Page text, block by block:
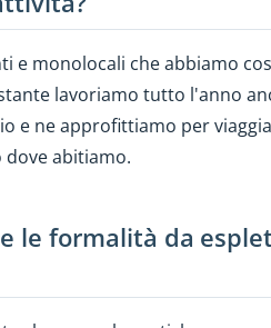
e monolocali che abbiamo
lavoriamo tutto l'anno
e ne approfittiamo per
dove abitiamo.
le formalità da